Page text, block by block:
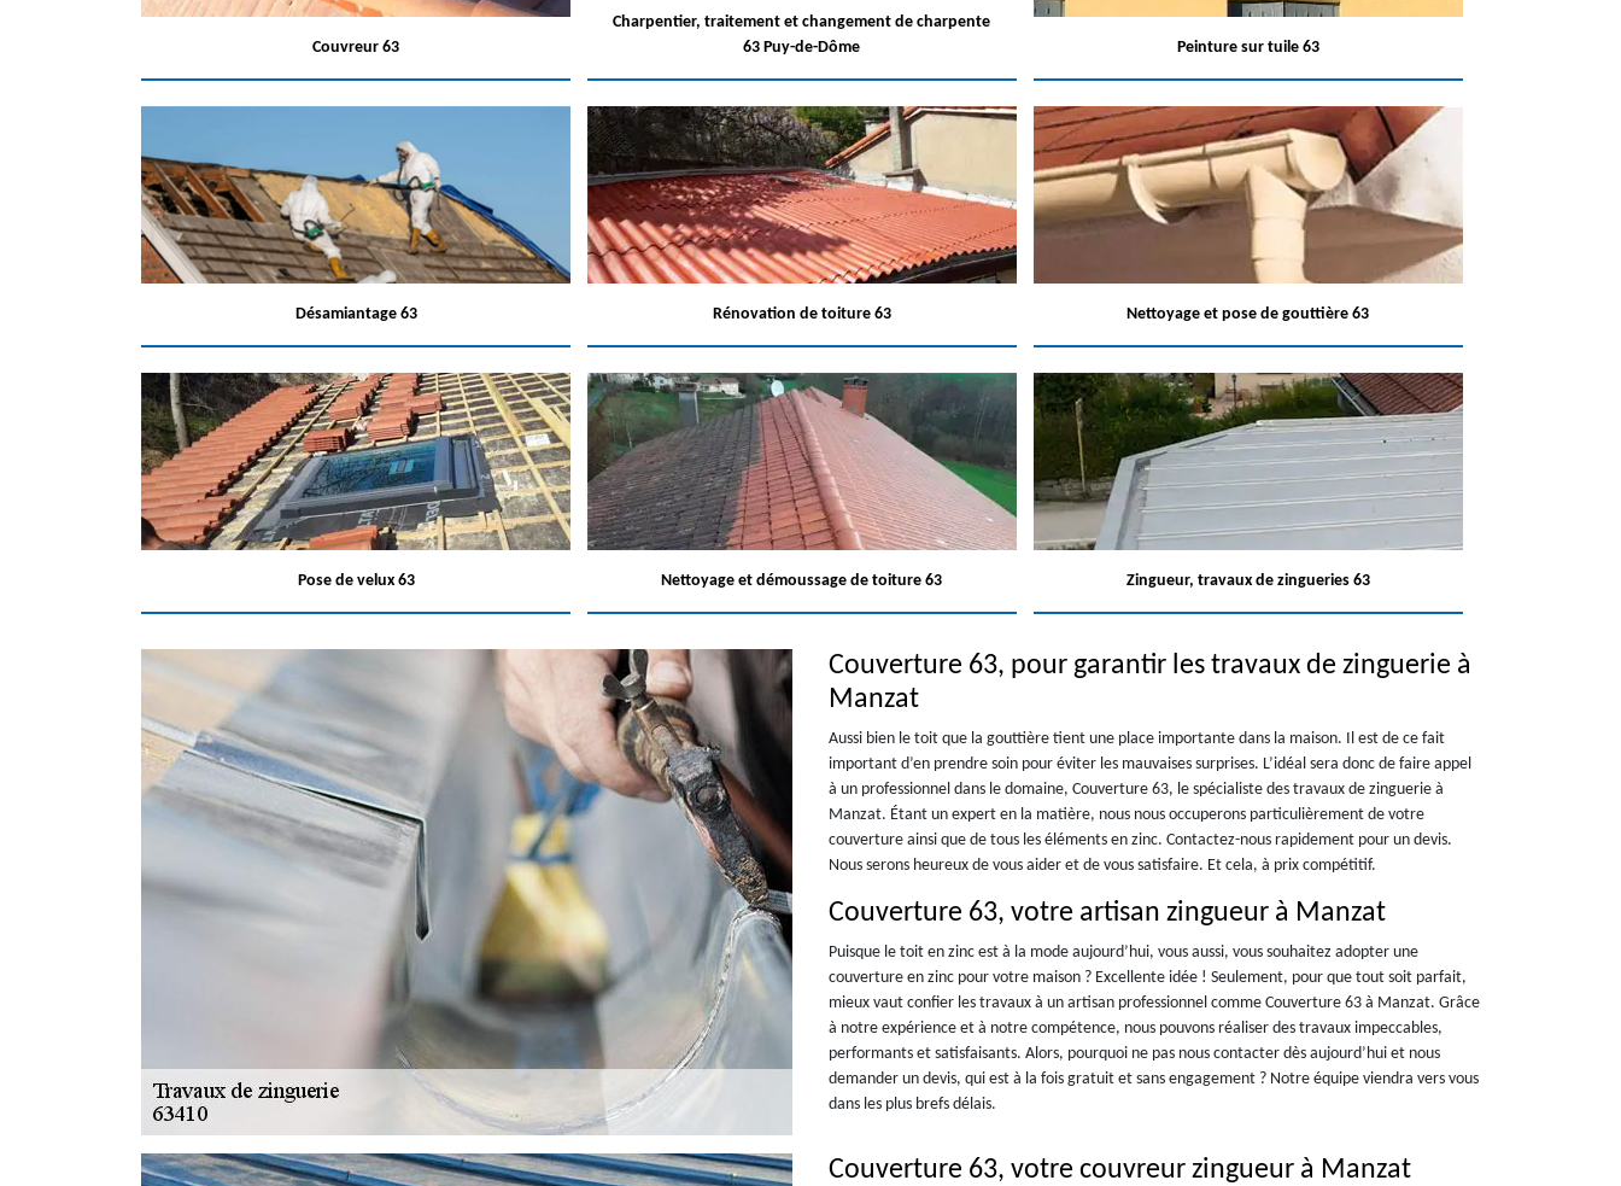
Couvreur 63
Charpentier, traitement et changement de charpente
63 Puy-de-Dôme
Peinture sur tuile 63
Désamiantage 63 Rénovation de toiture 63 Nettoyage et pose de gouttière 63
Pose de velux 63 Nettoyage et démoussage de toiture 63 Zingueur, travaux de zingueries 63
Couverture 63, pour garantir les travaux de zinguerie à
Manzat
Aussi bien le toit que la gouttière tient une place importante dans la maison. Il est de ce fait
important d’en prendre soin pour éviter les mauvaises surprises. L’idéal sera donc de faire appel
à un professionnel dans le domaine, Couverture 63, le spécialiste des travaux de zinguerie à
Manzat. Étant un expert en la matière, nous nous occuperons particulièrement de votre
couverture ainsi que de tous les éléments en zinc. Contactez-nous rapidement pour un devis.
Nous serons heureux de vous aider et de vous satisfaire. Et cela, à prix compétitif.
Couverture 63, votre artisan zingueur à Manzat
Puisque le toit en zinc est à la mode aujourd’hui, vous aussi, vous souhaitez adopter une
couverture en zinc pour votre maison ? Excellente idée ! Seulement, pour que tout soit parfait,
mieux vaut confier les travaux à un artisan professionnel comme Couverture 63 à Manzat. Grâce
à notre expérience et à notre compétence, nous pouvons réaliser des travaux impeccables,
performants et satisfaisants. Alors, pourquoi ne pas nous contacter dès aujourd’hui et nous
demander un devis, qui est à la fois gratuit et sans engagement ? Notre équipe viendra vers vous
dans les plus brefs délais.
Couverture 63, votre couvreur zingueur à Manzat